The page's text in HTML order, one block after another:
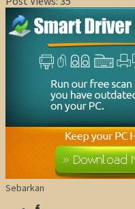
Sebarkan